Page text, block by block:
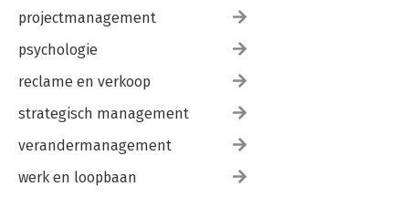
projectmanagement
psychologie
reclame en verkoop
strategisch management
verandermanagement
werk en loopbaan